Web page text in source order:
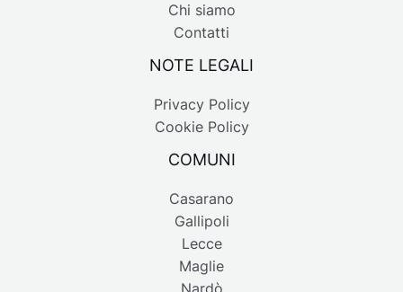
Chi siamo
Contatti
NOTE LEGALI
Privacy Policy
Cookie Policy
COMUNI
Casarano
Gallipoli
Lecce
Maglie